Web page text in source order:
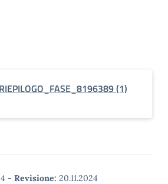
(1)
- Revisione: 20.11.2024